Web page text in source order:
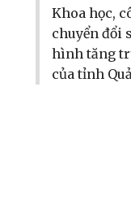
Khoa học,
chuyển đổi
hình tăng
của tỉnh